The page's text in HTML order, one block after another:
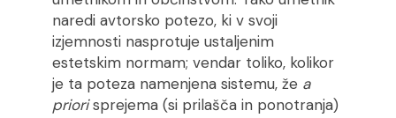
naredi avtorsko potezo, ki v svoji
izjemnosti nasprotuje ustaljenim
estetskim normam; vendar toliko, kolikor
je ta poteza namenjena sistemu, že a
priorisprejema (si prilašča in ponotranja)